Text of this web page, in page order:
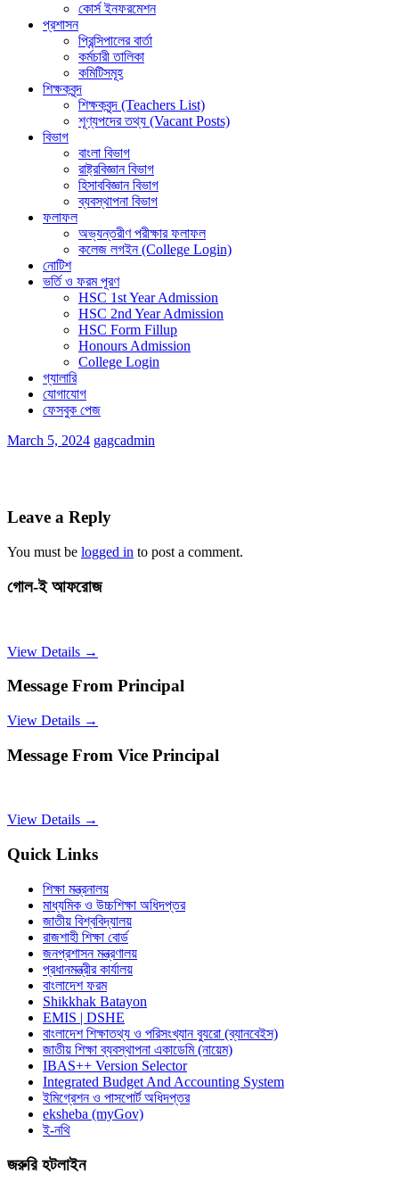
কোর্স ইনফরমেশন
প্রশাসন
প্রিন্সিপালের বার্তা
কর্মচারী তালিকা
কমিটিসমূহ
শিক্ষকবৃন্দ
শিক্ষকবৃন্দ (Teachers List)
শূণ্যপদের তথ্য (Vacant Posts)
বিভাগ
বাংলা বিভাগ
রাষ্ট্রবিজ্ঞান বিভাগ
হিসাববিজ্ঞান বিভাগ
ব্যবস্থাপনা বিভাগ
ফলাফল
অভ্যন্তরীণ পরীক্ষার ফলাফল
কলেজ লগইন (College Login)
নোটিশ
ভর্তি ও ফরম পূরণ
HSC 1st Year Admission
HSC 2nd Year Admission
HSC Form Fillup
Honours Admission
College Login
গ্যালারি
যোগাযোগ
ফেসবুক পেজ
March 5, 2024 gagcadmin
Leave a Reply
You must be logged in to post a comment.
গোল-ই আফরোজ
View Details →
Message From Principal
View Details →
Message From Vice Principal
View Details →
Quick Links
শিক্ষা মন্ত্রনালয়
মাধ্যমিক ও উচ্চশিক্ষা অধিদপ্তর
জাতীয় বিশ্ববিদ্যালয়
রাজশাহী শিক্ষা বোর্ড
জনপ্রশাসন মন্ত্রণালয়
প্রধানমন্ত্রীর কার্যালয়
বাংলাদেশ ফরম
Shikkhak Batayon
EMIS | DSHE
বাংলাদেশ শিক্ষাতথ্য ও পরিসংখ্যান ব্যুরো (ব্যানবেইস)
জাতীয় শিক্ষা ব্যবস্থাপনা একাডেমি (নায়েম)
IBAS++ Version Selector
Integrated Budget And Accounting System
ইমিগ্রেশন ও পাসপোর্ট অধিদপ্তর
eksheba (myGov)
ই-নথি
জরুরি হটলাইন